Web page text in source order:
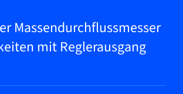
Massendurchflussmesser
mit Reglerausgang